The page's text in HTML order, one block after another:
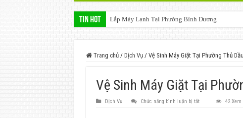
Tin Hot Lắp Máy Lạnh Tại Phường Bình Dương
Trang chủ / Dịch Vụ / Vệ Sinh Máy Giặt Tại Phường Thủ
Vệ Sinh Máy Giặt Tại
Dịch Vụ Chức năng bình luận bị tắtở
42 Xem